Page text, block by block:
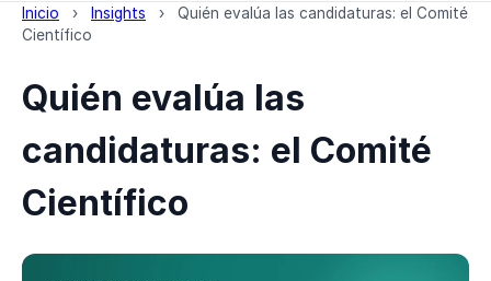
Inicio › Insights ›
Quién evalúa las candidaturas: el Comité
Científico
Quién evalúa las
candidaturas: el Comité
Científico